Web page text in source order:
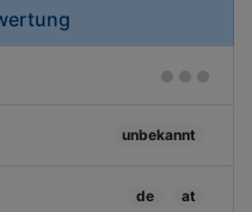
unbekannt
de at